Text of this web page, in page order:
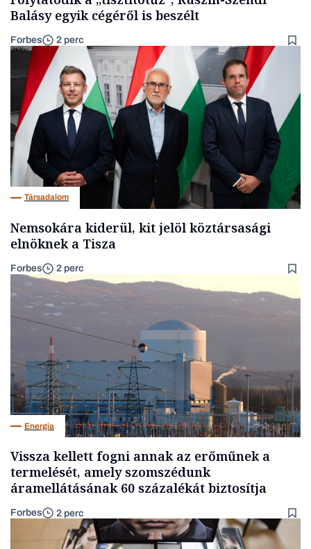
Balásy egyik cégéről is beszélt
Forbes 2 perc
Társadalom
Nemsokára kiderül, kit jelöl köztársasági
elnöknek a Tisza
Forbes 2 perc
Energia
Vissza kellett fogni annak az erőműnek a
termelését, amely szomszédunk
áramellátásának 60 százalékát biztosítja
Forbes 2 perc